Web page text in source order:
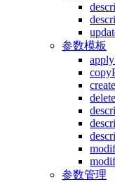
参数模板
参数管理